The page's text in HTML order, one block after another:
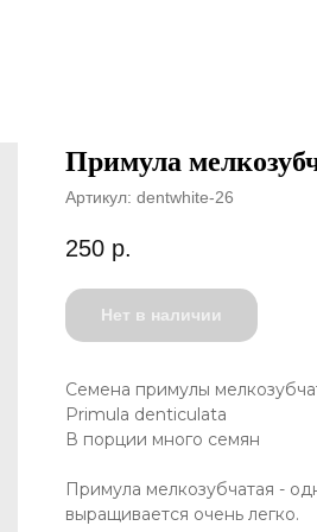
Примула
Артикул: dentwhite-26
250 р.
Нет в наличии
Семена примулы
Primula denticulata
В порции много семян
Примула мелкозубчатая -
выращивается очень легко.